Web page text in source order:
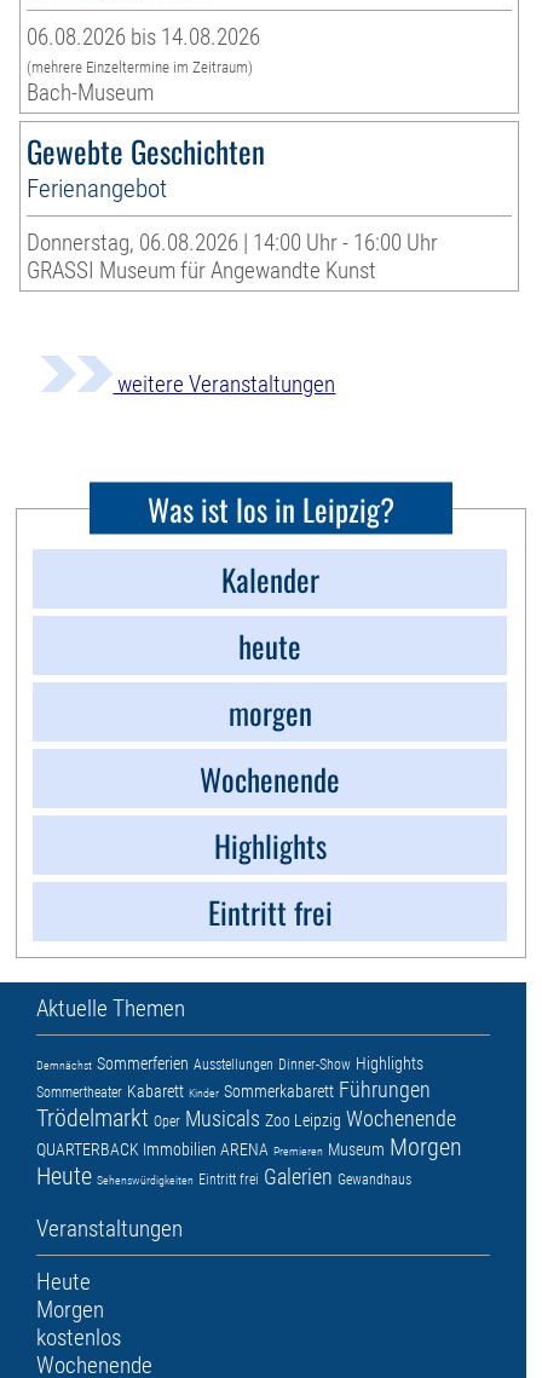
06.08.2026 bis 14.08.2026
(mehrere Einzeltermine im Zeitraum)
Bach-Museum
Gewebte Geschichten
Ferienangebot
Donnerstag, 06.08.2026 | 14:00 Uhr - 16:00 Uhr
GRASSI Museum für Angewandte Kunst
weitere Veranstaltungen
Was ist los in Leipzig?
Kalender
heute
morgen
Wochenende
Highlights
Eintritt frei
Aktuelle Themen
Demnächst Sommerferien Ausstellungen Dinner-Show Highlights
Sommertheater Kabarett Kinder Sommerkabarett Führungen
Trödelmarkt Oper Musicals Zoo Leipzig Wochenende
QUARTERBACK Immobilien ARENA Premieren Museum Morgen
Heute Sehenswürdigkeiten Eintritt frei Galerien Gewandhaus
Veranstaltungen
Heute
Morgen
kostenlos
Wochenende